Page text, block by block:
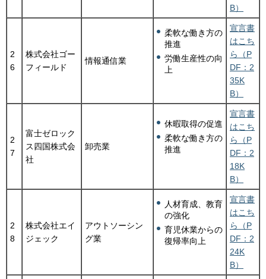
B）
2
6
株式会社ゴー
フィールド
情報通信業
柔軟な働き方の
推進
労働生産性の向
上
宣言書
はこち
ら（P
DF：2
35K
B）
2
7
富士ゼロック
ス四国株式会
社
卸売業
休暇取得の促進
柔軟な働き方の
推進
宣言書
はこち
ら（P
DF：2
18K
B）
2
8
株式会社エイ
ジェック
アウトソーシン
グ業
人材育成、教育
の強化
育児休業からの
復帰率向上
宣言書
はこち
ら（P
DF：2
24K
B）